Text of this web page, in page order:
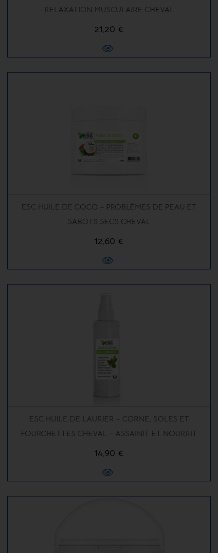
RELAXATION MUSCULAIRE CHEVAL
21,20 €
ESC HUILE DE COCO – PROBLÈMES DE PEAU ET
SABOTS SECS CHEVAL
12,60 €
ESC HUILE DE LAURIER – CORNE, SOLES ET
FOURCHETTES CHEVAL – ASSAINIT ET NOURRIT
14,90 €